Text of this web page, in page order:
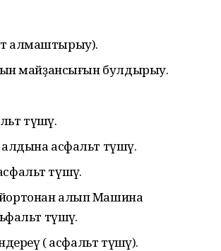
алмаштырыу).
майҙансығын булдырыу.
түшәү.
асфальт түшәү.
түшәү.
алып Машина
түшәү.
( асфальт түшәү).